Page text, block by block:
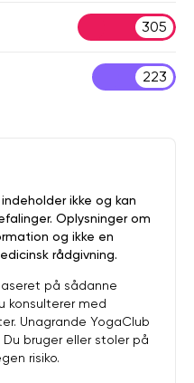
305
223
ikke og kan
Oplysninger om
og ikke en
rådgivning.
på sådanne
konsulterer med
Unagrande YogaClub
bruger eller stoler på
risiko.